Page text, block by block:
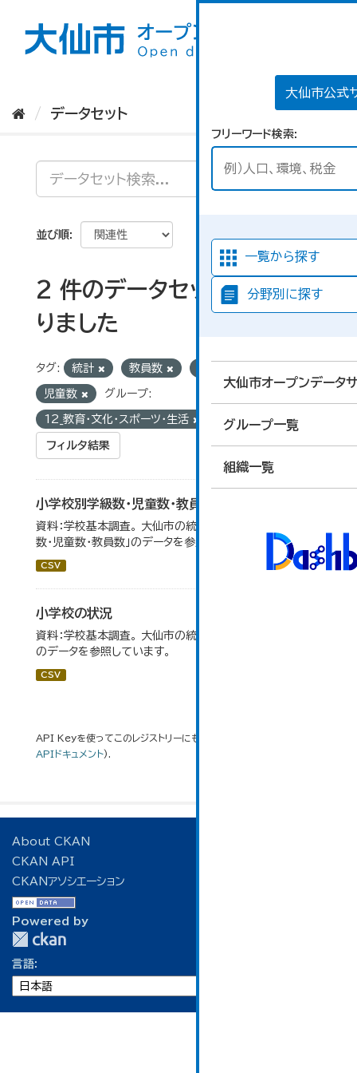
大仙市公式
フリーワード検索
一覧から探す
分野別に探す
大仙市オープンデータ
グループ一覧
組織一覧
データセット
並び順
2 件のデータセットが見つか
りました
タグ: 統計 教員数
児童数 グループ:
12_教育・文化・スポーツ・生活
フィルタ結果
小学校別学級数・児童数・教員数
資料：学校基本調査。 大仙市の統計「14-4 小学校別学級
数・児童数・教員数」のデータを参照しています。
CSV
小学校の状況
資料：学校基本調査。 大仙市の統計「14-3 小学校の状況」
のデータを参照しています。
CSV
API Keyを使ってこのレジストリーにもアクセス可能です
APIドキュメント).
About CKAN
CKAN API
CKANアソシエーション
Powered by
言語